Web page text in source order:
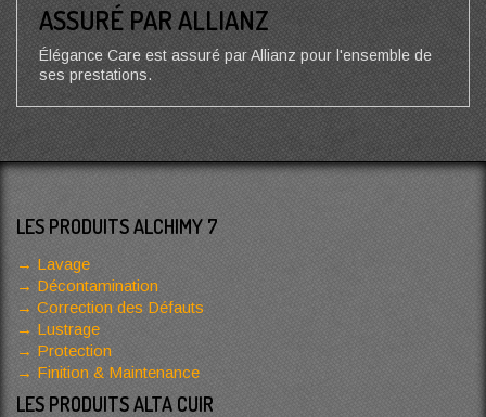
ASSURÉ PAR ALLIANZ
Élégance Care est assuré par Allianz pour l'ensemble de
ses prestations.
LES PRODUITS ALCHIMY 7
Lavage
Décontamination
Correction des Défauts
Lustrage
Protection
Finition & Maintenance
LES PRODUITS ALTA CUIR